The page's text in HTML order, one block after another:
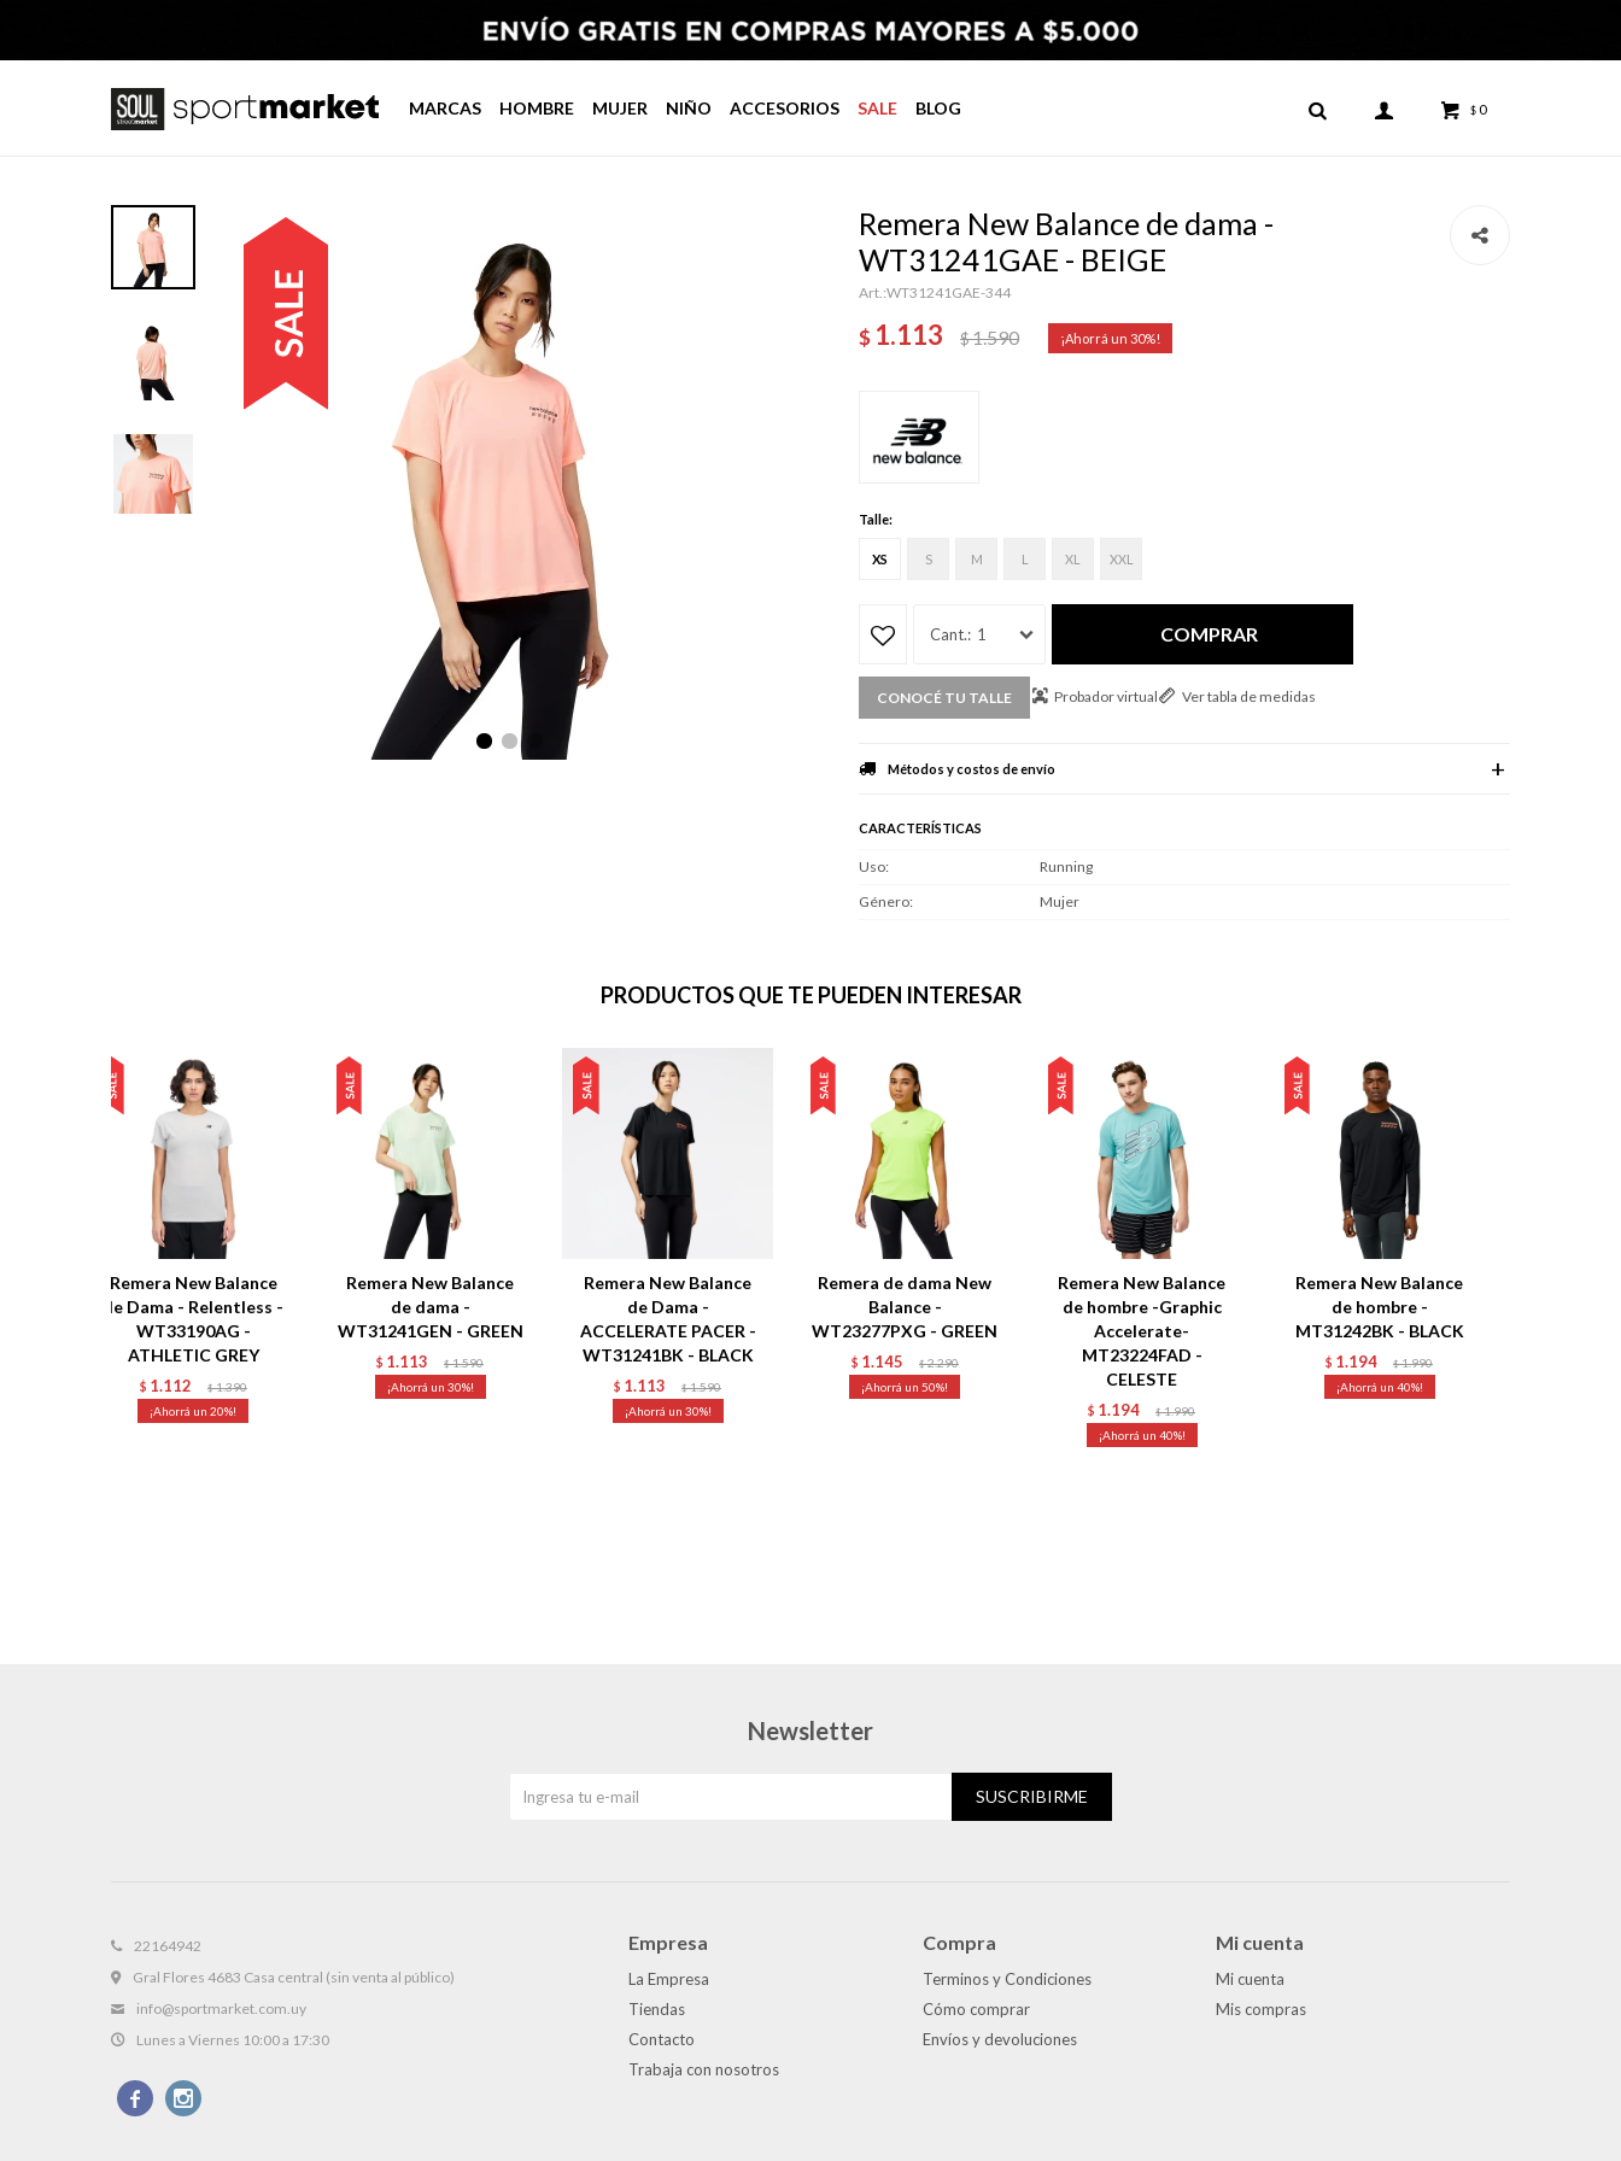
MARCAS HOMBRE MUJER NIÑO ACCESORIOS SALE BLOG $ 0
Remera New Balance de dama -
WT31241GAE - BEIGE
WT31241GAE-344
$ 1.113 $1.590 30
Talle:
XS S M L XL XXL
1 COMPRAR
CONOCÉ TU TALLE Probador virtual Ver tabla de medidas
Métodos y costos de envío
CARACTERÍSTICAS
Uso
Running
Género
Mujer
PRODUCTOS QUE TE PUEDEN INTERESAR
Remera New Balance
de Dama - Relentless -
WT33190AG -
ATHLETIC GREY
$ 1.112 $ 1.390
20
Remera New Balance
de dama -
WT31241GEN - GREEN
$ 1.113 $ 1.590
30
Remera New Balance
de Dama -
ACCELERATE PACER -
WT31241BK - BLACK
$ 1.113 $ 1.590
30
Remera de dama New
Balance -
WT23277PXG - GREEN
$ 1.145 $ 2.290
50
Remera New Balance
de hombre -Graphic
Accelerate-
MT23224FAD -
CELESTE
$ 1.194 $ 1.990
40
Remera New Balance
de hombre -
MT31242BK - BLACK
$ 1.194 $ 1.990
40
22164942
Gral Flores 4683 Casa central (sin venta al público)
info@sportmarket.com.uy
Lunes a Viernes 10:00 a 17:30
 
Empresa
La Empresa
Tiendas
Contacto
Trabaja con nosotros
Compra
Terminos y Condiciones
Cómo comprar
Envíos y devoluciones
Mi cuenta
Mi cuenta
Mis compras
Newsletter
SUSCRIBIRME